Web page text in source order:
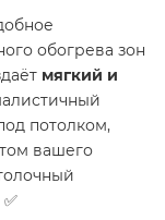
обогрева зон
мягкий и
потолком,
вашего